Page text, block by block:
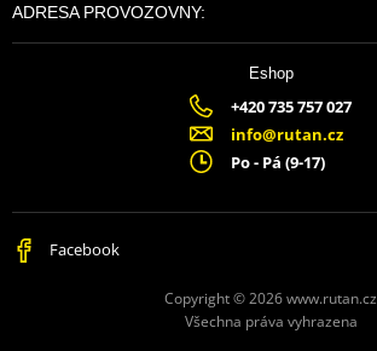
ADRESA PROVOZOVNY:
Eshop
+420 735 757 027
info@rutan.cz
Po - Pá (9-17)
Facebook
Copyright © 2026 www.rutan.cz
Všechna práva vyhrazena